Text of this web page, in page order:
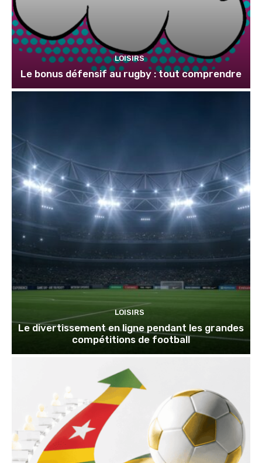
LOISIRS
Le bonus défensif au rugby : tout comprendre
LOISIRS
Le divertissement en ligne pendant les grandes
compétitions de football